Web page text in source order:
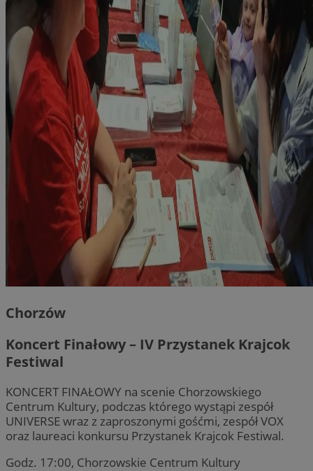
Chorzów
Koncert Finałowy – IV Przystanek Krajcok
Festiwal
KONCERT FINAŁOWY na scenie Chorzowskiego
Centrum Kultury, podczas którego wystąpi zespół
UNIVERSE wraz z zaproszonymi gośćmi, zespół VOX
oraz laureaci konkursu Przystanek Krajcok Festiwal.
Godz. 17:00, Chorzowskie Centrum Kultury